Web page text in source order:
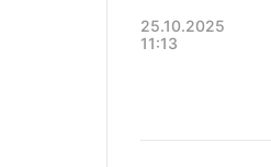
25.10.2025
11:13